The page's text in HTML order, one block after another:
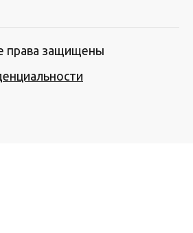
права защищены